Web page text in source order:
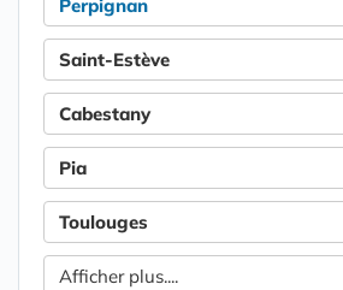
Perpignan
Saint-Estève
Cabestany
Pia
Toulouges
Afficher plus....